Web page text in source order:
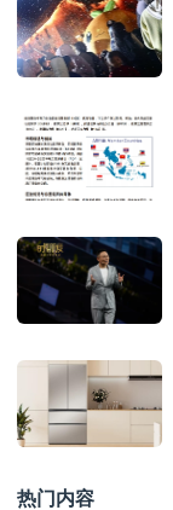
热门内容